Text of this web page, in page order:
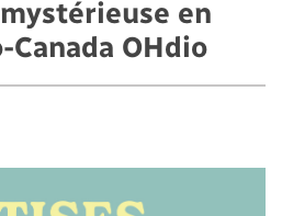
en
OHdio